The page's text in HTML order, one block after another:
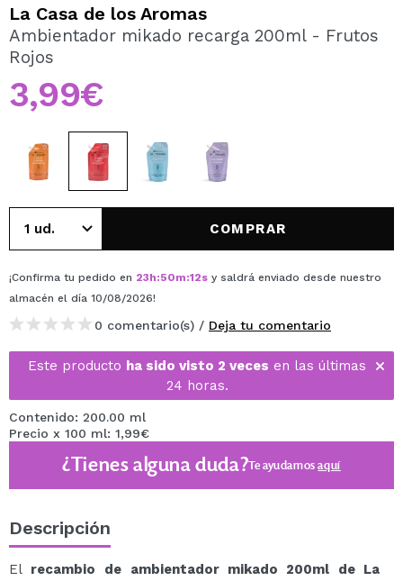
Al crear una cuenta en Maquillalia.com podrás realizar
tus compras rápidamente, revisar el estado de tus
CREAR CUENTA
La Casa de los Aromas
Ambientador mikado recarga 200ml - Frutos
Rojos
3,99€
COMPRAR
¡Confirma tu pedido en 23h:50m:12s y saldrá enviado desde nuestro
almacén el día 10/08/2026!
0 comentario(s) / Deja tu comentario
Este producto ha sido visto 2 veces en las últimas
24 horas.
Contenido: 200.00 ml
Precio x 100 ml: 1,99€
¿Tienes alguna duda?Te ayudamosaquí
Descripción
El recambio de
ambientador mikado 200ml de La